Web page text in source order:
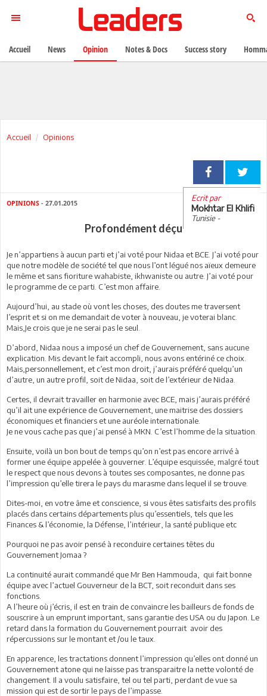
Accueil Opinions
OPINIONS - 27.01.2015
Profondément déçu
Ecrit par
Mokhtar El Khlifi
Tunisie -
Je n’appartiens à aucun parti et j’ai voté pour Nidaa et BCE. J’ai voté pour
que notre modèle de société tel que nous l’ont légué nos aïeux demeure
le même et sans fioriture wahabiste, ikhwaniste ou autre. J’ai voté pour
le programme de ce parti. C’est mon affaire.
Aujourd’hui, au stade où vont les choses, des doutes me traversent
l’esprit et si on me demandait de voter à nouveau, je voterai blanc.
Mais,Je crois que je ne serai pas le seul.
D’abord, Nidaa nous a imposé un chef de Gouvernement, sans aucune
explication. Mis devant le fait accompli, nous avons entériné ce choix.
Mais,personnellement, et c’est mon droit, j’aurais préféré quelqu’un
d’autre, un autre profil, soit de Nidaa, soit de l’extérieur de Nidaa.
Certes, il devrait travailler en harmonie avec BCE, mais j’aurais préféré
qu’il ait une expérience de Gouvernement, une maitrise des dossiers
économiques et financiers et une auréole internationale.
Je ne vous cache pas que j’ai pensé à MKN. C’est l’homme de la situation.
Ensuite, voilà un bon bout de temps qu’on n’est pas encore arrivé à
former une équipe appelée à gouverner. L’équipe esquissée, malgré tout
le respect que nous devons à toutes ses composantes, ne donne pas
l’impression qu’elle tirera le pays du marasme dans lequel il se trouve.
Dites-moi, en votre âme et conscience, si vous êtes satisfaits des profils
placés dans certains départements plus qu’essentiels, tels que les
Finances & l’économie, la Défense, l’intérieur, la santé publique etc
Pourquoi ne pas avoir pensé à reconduire certaines têtes du
Gouvernement Jomaa ?
La continuité aurait commandé que Mr Ben Hammouda, qui fait bonne
équipe avec l’actuel Gouverneur de la BCT, soit reconduit dans ses
fonctions.
A l’heure où j’écris, il est en train de convaincre les bailleurs de fonds de
souscrire à un emprunt important, sans garantie des USA ou du Japon. Le
retard dans la formation du Gouvernement pourrait avoir des
répercussions sur le montant et /ou le taux.
En apparence, les tractations donnent l’impression qu’elles ont donné un
Gouvernement atone qui ne laisse pas transparaitre la nette volonté de
changement. Il a voulu satisfaire, tel ou tel parti, perdant de vue sa
mission qui est de sortir le pays de l’impasse.
Accueil News Opinion Notes & Docs Success story